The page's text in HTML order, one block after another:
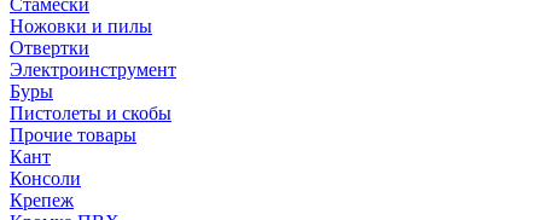
Стамески
Ножовки и пилы
Отвертки
Электроинструмент
Буры
Пистолеты и скобы
Прочие товары
Кант
Консоли
Крепеж